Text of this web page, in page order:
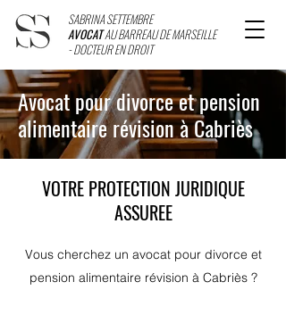
SABRINA SETTEMBRE
AVOCATAU BARREAU DE MARSEILLE
- DOCTEUR EN DROIT
Avocat pour divorce et pension
alimentaire révision à Cabriès
VOTRE PROTECTION JURIDIQUE
ASSUREE
Vous cherchez un avocat pour divorce et
pension alimentaire révision à Cabriès ?